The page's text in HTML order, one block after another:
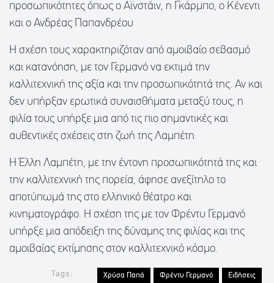
προσωπικότητες όπως ο Αϊνστάιν, η Γκάρμπο, ο Κένεντι
και ο Ανδρέας Παπανδρέου
Η σχέση τους χαρακτηριζόταν από αμοιβαίο σεβασμό
και κατανόηση, με τον Γερμανό να εκτιμά την
καλλιτεχνική της αξία και την προσωπικότητά της. Αν και
δεν υπήρξαν ερωτικά συναισθήματα μεταξύ τους, η
φιλία τους υπήρξε μια από τις πιο σημαντικές και
αυθεντικές σχέσεις στη ζωή της Λαμπέτη.
Η Έλλη Λαμπέτη, με την έντονη προσωπικότητά της και
την καλλιτεχνική της πορεία, άφησε ανεξίτηλο το
αποτύπωμά της στο ελληνικό θέατρο και
κινηματογράφο. Η σχέση της με τον Φρέντυ Γερμανό
υπήρξε μια απόδειξη της δύναμης της φιλίας και της
αμοιβαίας εκτίμησης στον καλλιτεχνικό κόσμο.
Tags: Χρύσα Παπά Φρέντυ Γερμανό Ειδήσεις